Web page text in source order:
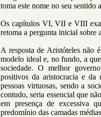
toma este nome no seu sentido
Os capítulos VI, VII e VIII
retoma a pergunta inicial sobre
A resposta de Aristóteles não
modelo ideal e, no fundo, a
sociedade. O melhor
positivos da aristocracia e da
pessoas virtuosas, sendo a
contudo, seria essencial que
em presença de excessiva
predomínio das camadas